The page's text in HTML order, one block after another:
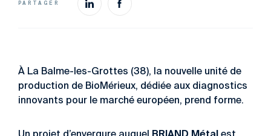
PARTAGER
À La Balme-les-Grottes (38), la nouvelle unité de
production de BioMérieux, dédiée aux diagnostics
innovants pour le marché européen, prend forme.
BRIAND Métal